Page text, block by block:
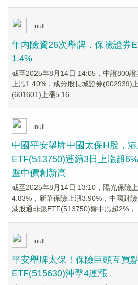
null
年内險資26次舉牌，保險證券
1.4%
截至2025年8月14日 14:05，中證800
上漲1.40%，成分股長城證券(002939)
(601601)上漲5.16...
null
中國平安舉牌中國太保H股，
ETF(513750)連續3日上漲超
盤中價創新高
截至2025年8月14日 13:10，陽光保險
4.83%，新華保險上漲3.90%，中國財
港股通非銀ETF(513750)盤中漲超2%，
null
平安舉牌太保！保險巨頭互買
ETF(515630)沖擊4連漲